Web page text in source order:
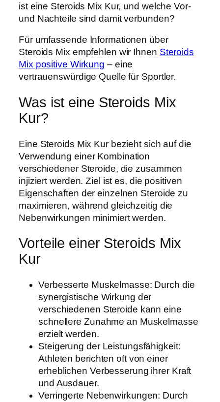
ist eine Steroids Mix Kur, und welche Vor-
und Nachteile sind damit verbunden?
Für umfassende Informationen über
Steroids Mix empfehlen wir Ihnen Steroids
Mix positive Wirkung – eine
vertrauenswürdige Quelle für Sportler.
Was ist eine Steroids Mix
Kur?
Eine Steroids Mix Kur bezieht sich auf die
Verwendung einer Kombination
verschiedener Steroide, die zusammen
injiziert werden. Ziel ist es, die positiven
Eigenschaften der einzelnen Steroide zu
maximieren, während gleichzeitig die
Nebenwirkungen minimiert werden.
Vorteile einer Steroids Mix
Kur
Verbesserte Muskelmasse: Durch die
synergistische Wirkung der
verschiedenen Steroide kann eine
schnellere Zunahme an Muskelmasse
erzielt werden.
Steigerung der Leistungsfähigkeit:
Athleten berichten oft von einer
erheblichen Verbesserung ihrer Kraft
und Ausdauer.
Verringerte Nebenwirkungen: Durch